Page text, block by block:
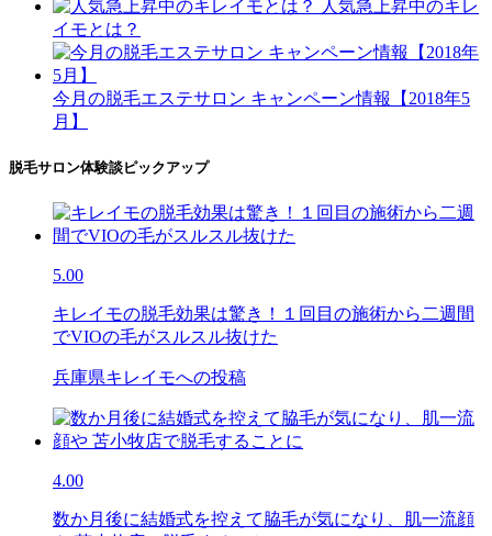
人気急上昇中のキレ
イモとは？
今月の脱毛エステサロン キャンペーン情報【2018年5
月】
脱毛サロン体験談ピックアップ
5.00
キレイモの脱毛効果は驚き！１回目の施術から二週間
でVIOの毛がスルスル抜けた
兵庫県キレイモへの投稿
4.00
数か月後に結婚式を控えて脇毛が気になり、肌一流顔